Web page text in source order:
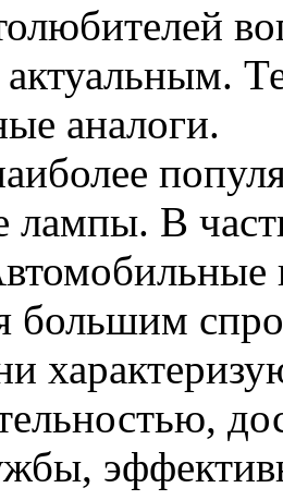
актуальным.
аналоги.
лампы. В
большим